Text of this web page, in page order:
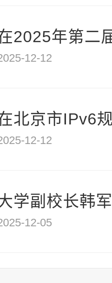
2025年第二
12-12
北京市IPv6
12-12
学副校长韩
12-05